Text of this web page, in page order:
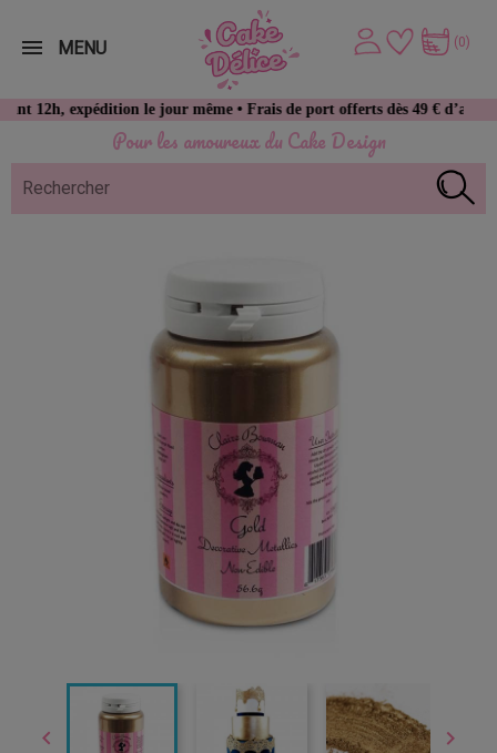
Pour les amoureux du Cake Design
expédition le jour même • Frais de port offerts dès 49 € d’achat
(0)
MENU
 